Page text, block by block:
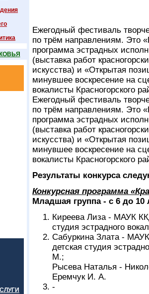
Ежегодный фестиваль
по трём направлениям. Это
программа эстрадных
(выставка работ
искусства) и «Открытая
минувшее воскресение на
вокалисты Красногорского
Ежегодный фестиваль
по трём направлениям. Это
программа эстрадных
(выставка работ
искусства) и «Открытая
минувшее воскресение на
вокалисты Красногорского
Результаты конкурса
Конкурсная программа
Младшая группа - с 6 до 10
Киреева Лиза - МАУК
студия эстрадного
Сабуркина Злата -
детская студия
М.;
Рысева Наталья -
Еремчук И. А.
-